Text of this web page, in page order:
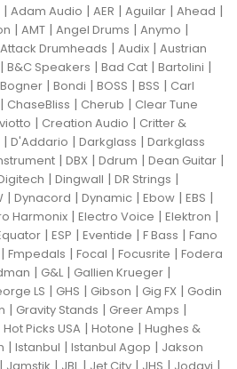
| Adam Audio | AER | Aguilar | Ahead |
| AMT | Angel Drums | Anymo |
Attack Drumheads | Audix | Austrian
| B&C Speakers | Bad Cat | Bartolini |
Bogner | Bondi | BOSS | BSS | Carl
| ChaseBliss | Cherub | Clear Tune
| Creation Audio | Critter &
| D'Addario | Darkglass | Darkglass
| DBX | Ddrum | Dean Guitar |
| Dingwall | DR Strings |
| Dynacord | Dynamic | Ebow | EBS |
Harmonix | Electro Voice | Elektron |
| ESP | Eventide | F Bass | Fano
| Fmpedals | Focal | Focusrite | Fodera
| G&L| Gallien Krueger |
LS | GHS | Gibson | Gig FX | Godin
| Gravity Stands | Greer Amps |
Hot Picks USA | Hotone | Hughes &
| Istanbul | Istanbul Agop | Jakson
| Jamstik | JBL| Jet City | JHS | Jodavi |